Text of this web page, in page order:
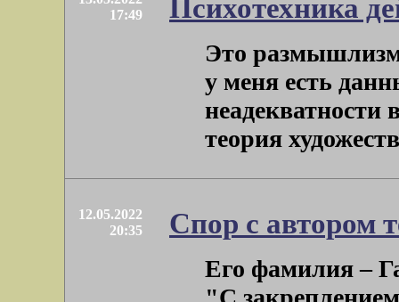
17:49
Психотехника
Это
у меня есть
неадекватности
теория
12.05.2022
20:35
Спор с автором
Его фамилия –